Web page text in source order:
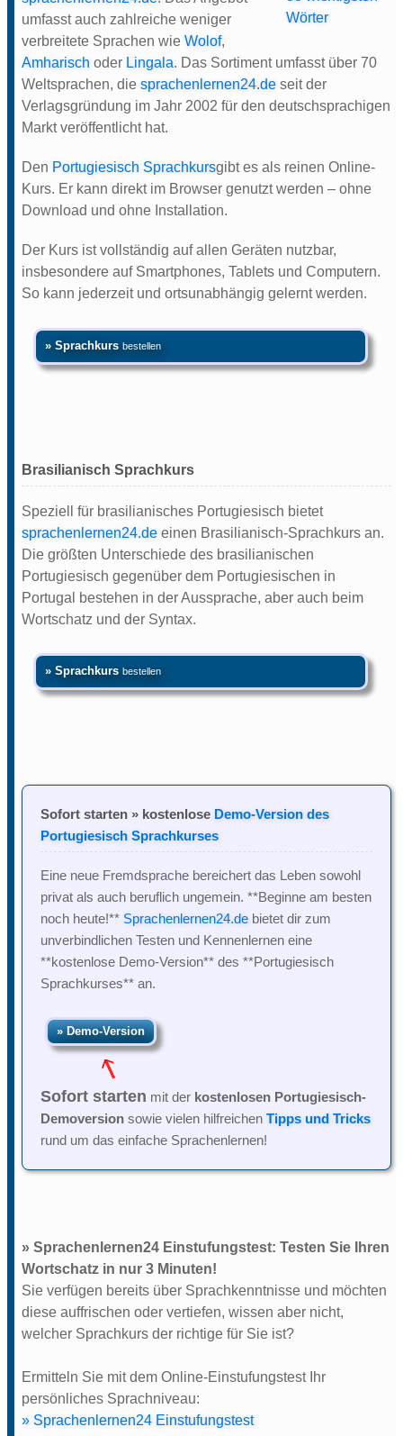
umfasst auch zahlreiche weniger
verbreitete Sprachen wie Wolof,
Amharisch oder Lingala. Das Sortiment umfasst über 70
Weltsprachen, die sprachenlernen24.de seit der
Verlagsgründung im Jahr 2002 für den deutschsprachigen
Markt veröffentlicht hat.
Den Portugiesisch Sprachkursgibt es als reinen Online-
Kurs. Er kann direkt im Browser genutzt werden – ohne
Download und ohne Installation.
Der Kurs ist vollständig auf allen Geräten nutzbar,
insbesondere auf Smartphones, Tablets und Computern.
So kann jederzeit und ortsunabhängig gelernt werden.
» Sprachkurs bestellen
Brasilianisch Sprachkurs
Speziell für brasilianisches Portugiesisch bietet
sprachenlernen24.de einen Brasilianisch-Sprachkurs an.
Die größten Unterschiede des brasilianischen
Portugiesisch gegenüber dem Portugiesischen in
Portugal bestehen in der Aussprache, aber auch beim
Wortschatz und der Syntax.
» Sprachkurs bestellen
Sofort starten » kostenlose Demo-Version des
Portugiesisch Sprachkurses
Eine neue Fremdsprache bereichert das Leben sowohl
privat als auch beruflich ungemein. **Beginne am besten
noch heute!** Sprachenlernen24.de bietet dir zum
unverbindlichen Testen und Kennenlernen eine
**kostenlose Demo-Version** des **Portugiesisch
Sprachkurses** an.
Sofort starten mit der kostenlosen Portugiesisch-
Demoversion sowie vielen hilfreichen Tipps und Tricks
rund um das einfache Sprachenlernen!
» Sprachenlernen24 Einstufungstest: Testen Sie Ihren
Wortschatz in nur 3 Minuten!
Sie verfügen bereits über Sprachkenntnisse und möchten
diese auffrischen oder vertiefen, wissen aber nicht,
welcher Sprachkurs der richtige für Sie ist?
Ermitteln Sie mit dem Online-Einstufungstest Ihr
persönliches Sprachniveau:
» Sprachenlernen24 Einstufungstest